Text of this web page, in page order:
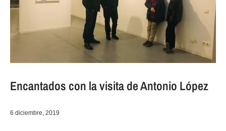
Encantados con la visita de Antonio López
6 diciembre, 2019